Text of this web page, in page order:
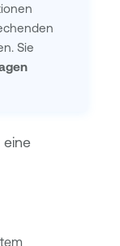
Sie
eine